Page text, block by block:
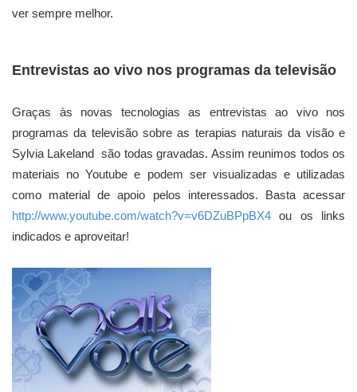
ver sempre melhor.
Entrevistas ao vivo nos programas da televisão
Graças às novas tecnologias as entrevistas ao vivo nos
programas da televisão sobre as terapias naturais da visão e
Sylvia Lakeland são todas gravadas. Assim reunimos todos os
materiais no Youtube e podem ser visualizadas e utilizadas
como material de apoio pelos interessados. Basta acessar
http://www.youtube.com/watch?v=v6DZuBPpBX4 ou os links
indicados e aproveitar!